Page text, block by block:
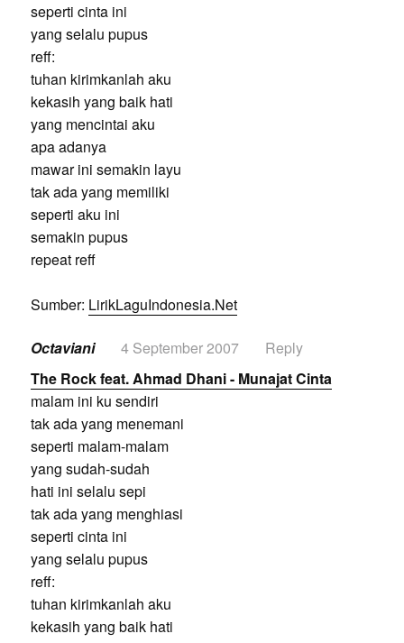
seperti cinta ini
yang selalu pupus
reff:
tuhan kirimkanlah aku
kekasih yang baik hati
yang mencintai aku
apa adanya
mawar ini semakin layu
tak ada yang memiliki
seperti aku ini
semakin pupus
repeat reff
Sumber: LirikLaguIndonesia.Net
Octaviani 4 September 2007
Reply
The Rock feat. Ahmad Dhani - Munajat Cinta
malam ini ku sendiri
tak ada yang menemani
seperti malam-malam
yang sudah-sudah
hati ini selalu sepi
tak ada yang menghiasi
seperti cinta ini
yang selalu pupus
reff:
tuhan kirimkanlah aku
kekasih yang baik hati